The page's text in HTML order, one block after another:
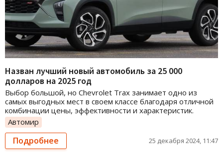
Назван лучший новый автомобиль за 25 000
долларов на 2025 год
Выбор большой, но Chevrolet Trax занимает одно из
самых выгодных мест в своем классе благодаря отличной
комбинации цены, эффективности и характеристик.
Автомир
Подробнее 25 декабря 2024, 11:47